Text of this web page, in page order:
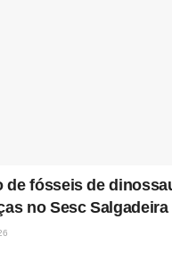
de fósseis de
no Sesc Salgadeira